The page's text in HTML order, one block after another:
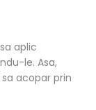
aplic
le. Asa,
acopar prin